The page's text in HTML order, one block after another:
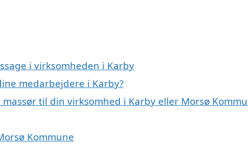
i virksomheden i Karby
medarbejdere i Karby?
til din virksomhed i Karby eller Morsø
Kommune